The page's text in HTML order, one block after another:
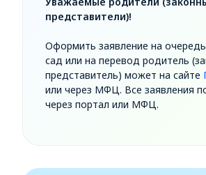
представители)!
Оформить заявление на
сад или на перевод родитель
представитель) может на сайте
или через МФЦ. Все заявления
через портал или МФЦ.